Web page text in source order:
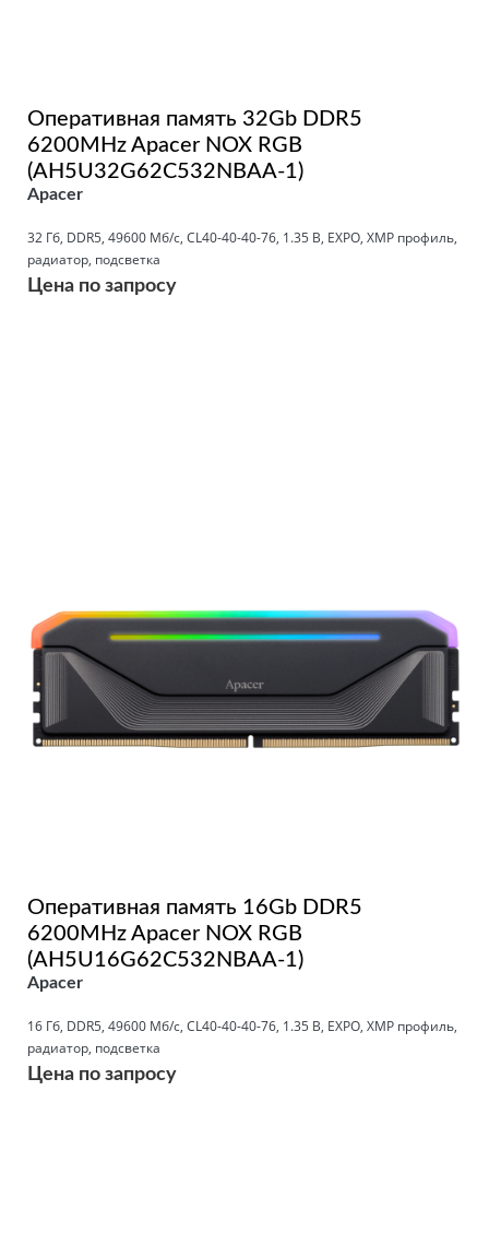
Оперативная память 32Gb DDR5
6200MHz Apacer NOX RGB
(AH5U32G62C532NBAA-1)
Apacer
32 Гб, DDR5, 49600 Мб/с, CL40-40-40-76, 1.35 В, EXPO, XMP профиль,
радиатор, подсветка
Цена по запросу
Оперативная память 16Gb DDR5
6200MHz Apacer NOX RGB
(AH5U16G62C532NBAA-1)
Apacer
16 Гб, DDR5, 49600 Мб/с, CL40-40-40-76, 1.35 В, EXPO, XMP профиль,
радиатор, подсветка
Цена по запросу